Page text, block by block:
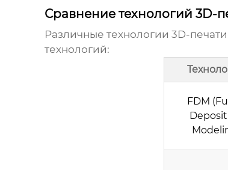
Сравнение технологий 3D-
Различные технологии 3D-
технологий:
FDM